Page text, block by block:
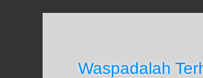
Waspadalah